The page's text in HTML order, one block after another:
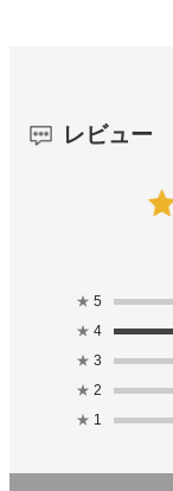
レビュー
★ 5
★ 4
★ 3
★ 2
★ 1